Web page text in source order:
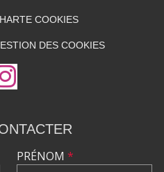
COOKIES
DES COOKIES
PRÉNOM *